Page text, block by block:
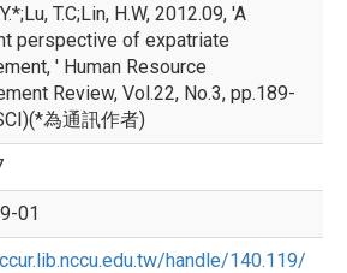
T.C;Lin, H.W, 2012.09, 'A
perspective of expatriate
' Human Resource
Review, Vol.22, No.3, pp.189-
為通訊作者)
01
handle/140.119/